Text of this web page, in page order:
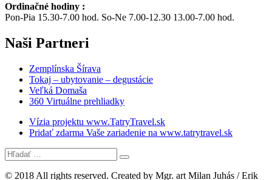
Ordinačné hodiny :
Pon-Pia 15.30-7.00 hod. So-Ne 7.00-12.30 13.00-7.00 hod.
Naši Partneri
Zemplínska Šírava
Tokaj – ubytovanie – degustácie
Veľká Domaša
360 Virtuálne prehliadky
Vízia projektu www.TatryTravel.sk
Pridať zdarma Vaše zariadenie na www.tatrytravel.sk
© 2018 All rights reserved. Created by Mgr. art Milan Juhás / Erik